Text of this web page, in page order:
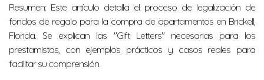
Resumen: Este artículo detalla el proceso de legalización de
fondos de regalo para la compra de apartamentos en Brickell,
Florida. Se explican las "Gift Letters" necesarias para los
prestamistas, con ejemplos prácticos y casos reales para
facilitar su comprensión.